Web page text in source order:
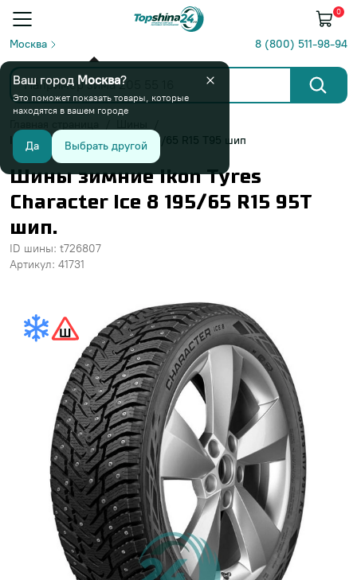
0
Москва 8 (800) 511-98-94
Ikon Tyres Character Ice 8 195/65 R15 T95 шип
Шины зимние Ikon Tyres
Character Ice 8 195/65 R15 95T
шип.
ID шины: t726807
Артикул: 41731
Ваш город Москва?
Это поможет показать товары, которые
находятся в вашем городе
Да Выбрать другой